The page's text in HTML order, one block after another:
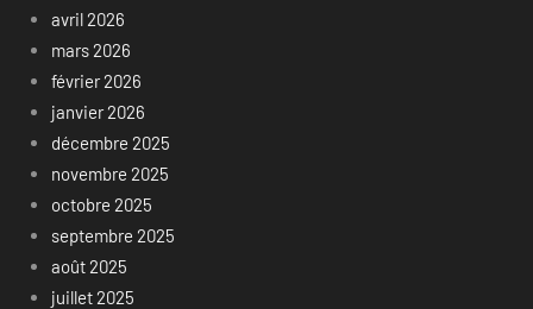
avril 2026
mars 2026
février 2026
janvier 2026
décembre 2025
novembre 2025
octobre 2025
septembre 2025
août 2025
juillet 2025